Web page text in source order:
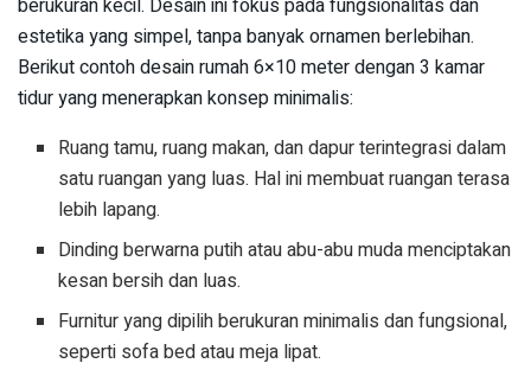
estetika yang simpel, tanpa banyak ornamen berlebihan.
Berikut contoh desain rumah 6×10 meter dengan 3 kamar
tidur yang menerapkan konsep minimalis:
Ruang tamu, ruang makan, dan dapur terintegrasi dalam
satu ruangan yang luas. Hal ini membuat ruangan terasa
lebih lapang.
Dinding berwarna putih atau abu-abu muda menciptakan
kesan bersih dan luas.
Furnitur yang dipilih berukuran minimalis dan fungsional,
seperti sofa bed atau meja lipat.